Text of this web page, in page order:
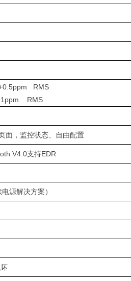
RMS
RMS
面，监控状态、自由配置
V4.0支持EDR
源解决方案）